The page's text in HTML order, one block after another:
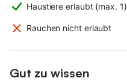
Haustiere erlaubt (max. 1)
Rauchen nicht erlaubt
Gut zu wissen